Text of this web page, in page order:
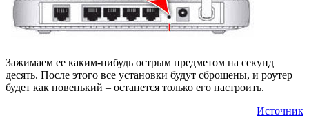
Зажимаем ее каким-нибудь острым предметом на секунд
десять. После этого все установки будут сброшены, и роутер
будет как новенький – останется только его настроить.
Источник